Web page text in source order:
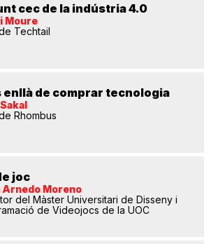
cec de la indústria 4.0
Moure
Techtail
enllà de comprar tecnologia
Rhombus
joc
Arnedo Moreno
del Màster Universitari de Disseny i
de Videojocs de la UOC